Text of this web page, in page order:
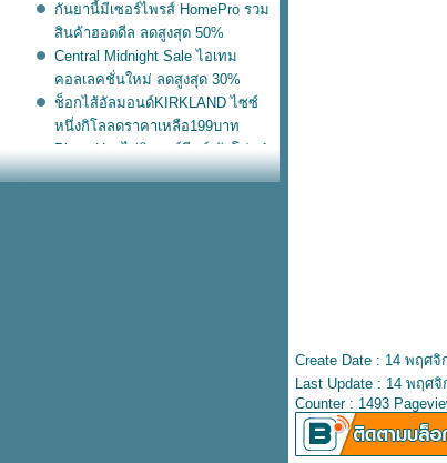
กันยานี้มีเซอร์ไพรส์ HomePro รวม
สินค้าฮอตดีล ลดสูงสุด 50%
Central Midnight Sale ไอเทม
คอลเลคชั่นใหม่ ลดสูงสุด 30%
ช็อกไส้อัลมอนด์KIRKLAND ไซซ์
หนึ่งกิโลลดราคาเหลือ199บาท
Pizza Hut ไก่นิวออร์ลีนส์ จัดโปร 1
ถม 1
Create Date : 14 พฤศจิ
Last Update : 14 พฤศ
Counter : 1493